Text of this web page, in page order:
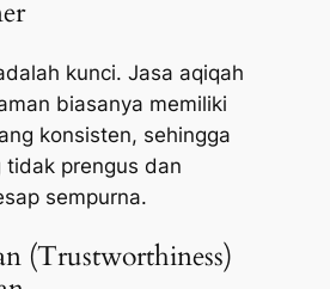
kunci. Jasa aqiqah
biasanya memiliki
konsisten, sehingga
prengus dan
sempurna.
(Trustworthiness)